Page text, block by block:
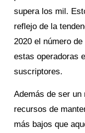
supera los mil.
reflejo de la
2020 el número
estas operadoras
suscriptores.
Además de ser
recursos de
más bajos que